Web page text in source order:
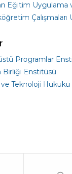
Eğitim Uygulama
Programlar
Birliği Enstitüsü
ve Teknoloji